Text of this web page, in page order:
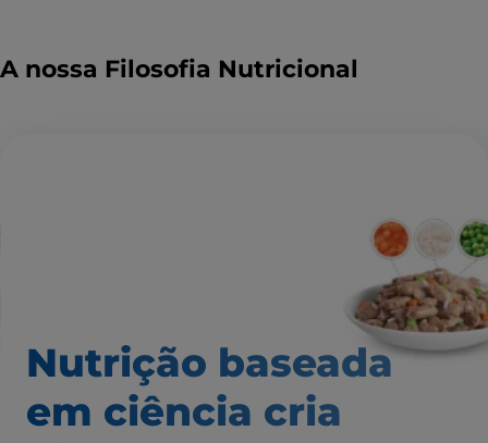
A nossa Filosofia Nutricional
Nutrição baseada
em ciência cria